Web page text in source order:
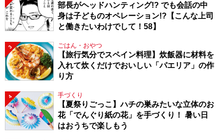
部長がヘッドハンティング!? でも会話の中
身は子どものオペレーション!?【こんな上司
と働きたいわけでして！58】
3 ごはん・おやつ
【旅行気分でスペイン料理】炊飯器に材料を
入れて炊くだけでおいしい「パエリア」の作
り方
4 手づくり
【夏祭りごっこ】ハチの巣みたいな立体のお
花「でんぐり紙の花」を手づくり！ 暑い日
はおうちで楽しもう